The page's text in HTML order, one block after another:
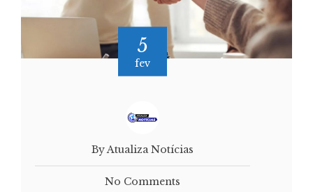
5
fev
By Atualiza Notícias
No Comments